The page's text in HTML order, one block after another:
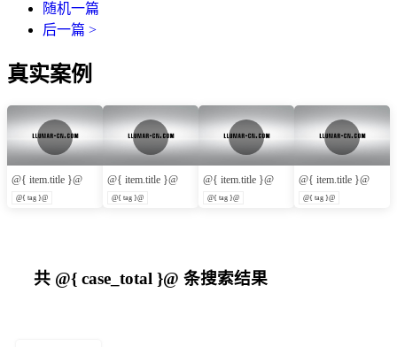
随机一篇
后一篇 >
真实案例
@{ item.title }@
@{ tag }@
@{ item.title }@
@{ tag }@
@{ item.title }@
@{ tag }@
@{ item.title }@
@{ tag }@
共 @{ case_total }@ 条搜索结果